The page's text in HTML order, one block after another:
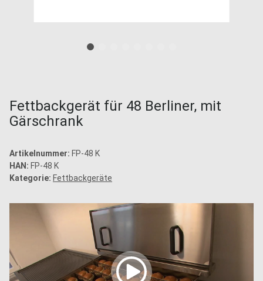
Fettbackgerät für 48 Berliner, mit
Gärschrank
Artikelnummer: FP-48 K
HAN: FP-48 K
Kategorie: Fettbackgeräte